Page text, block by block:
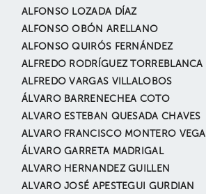
ALFONSO LOZADA DÍAZ
ALFONSO OBÓN ARELLANO
ALFONSO QUIRÓS FERNÁNDEZ
ALFREDO RODRÍGUEZ TORREBLANCA
ALFREDO VARGAS VILLALOBOS
ÁLVARO BARRENECHEA COTO
ALVARO ESTEBAN QUESADA CHAVES
ALVARO FRANCISCO MONTERO VEGA
ÁLVARO GARRETA MADRIGAL
ALVARO HERNANDEZ GUILLEN
ALVARO JOSÉ APESTEGUI GURDIAN